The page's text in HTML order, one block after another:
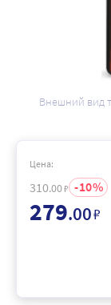
Внешний вид
Цена:
310.00₽ 10
279.00₽